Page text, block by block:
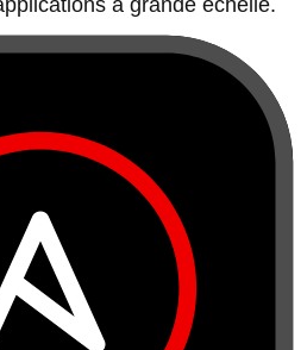
à grande échelle.